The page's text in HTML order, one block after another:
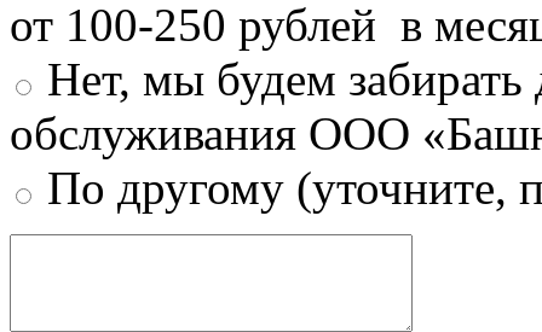
от 100-250 рублей в
Нет, мы будем
обслуживания ООО
По другому (уточните,